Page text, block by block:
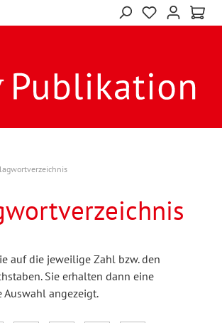
auf die jeweilige Zahl bzw. den
Sie erhalten dann eine
Auswahl angezeigt.